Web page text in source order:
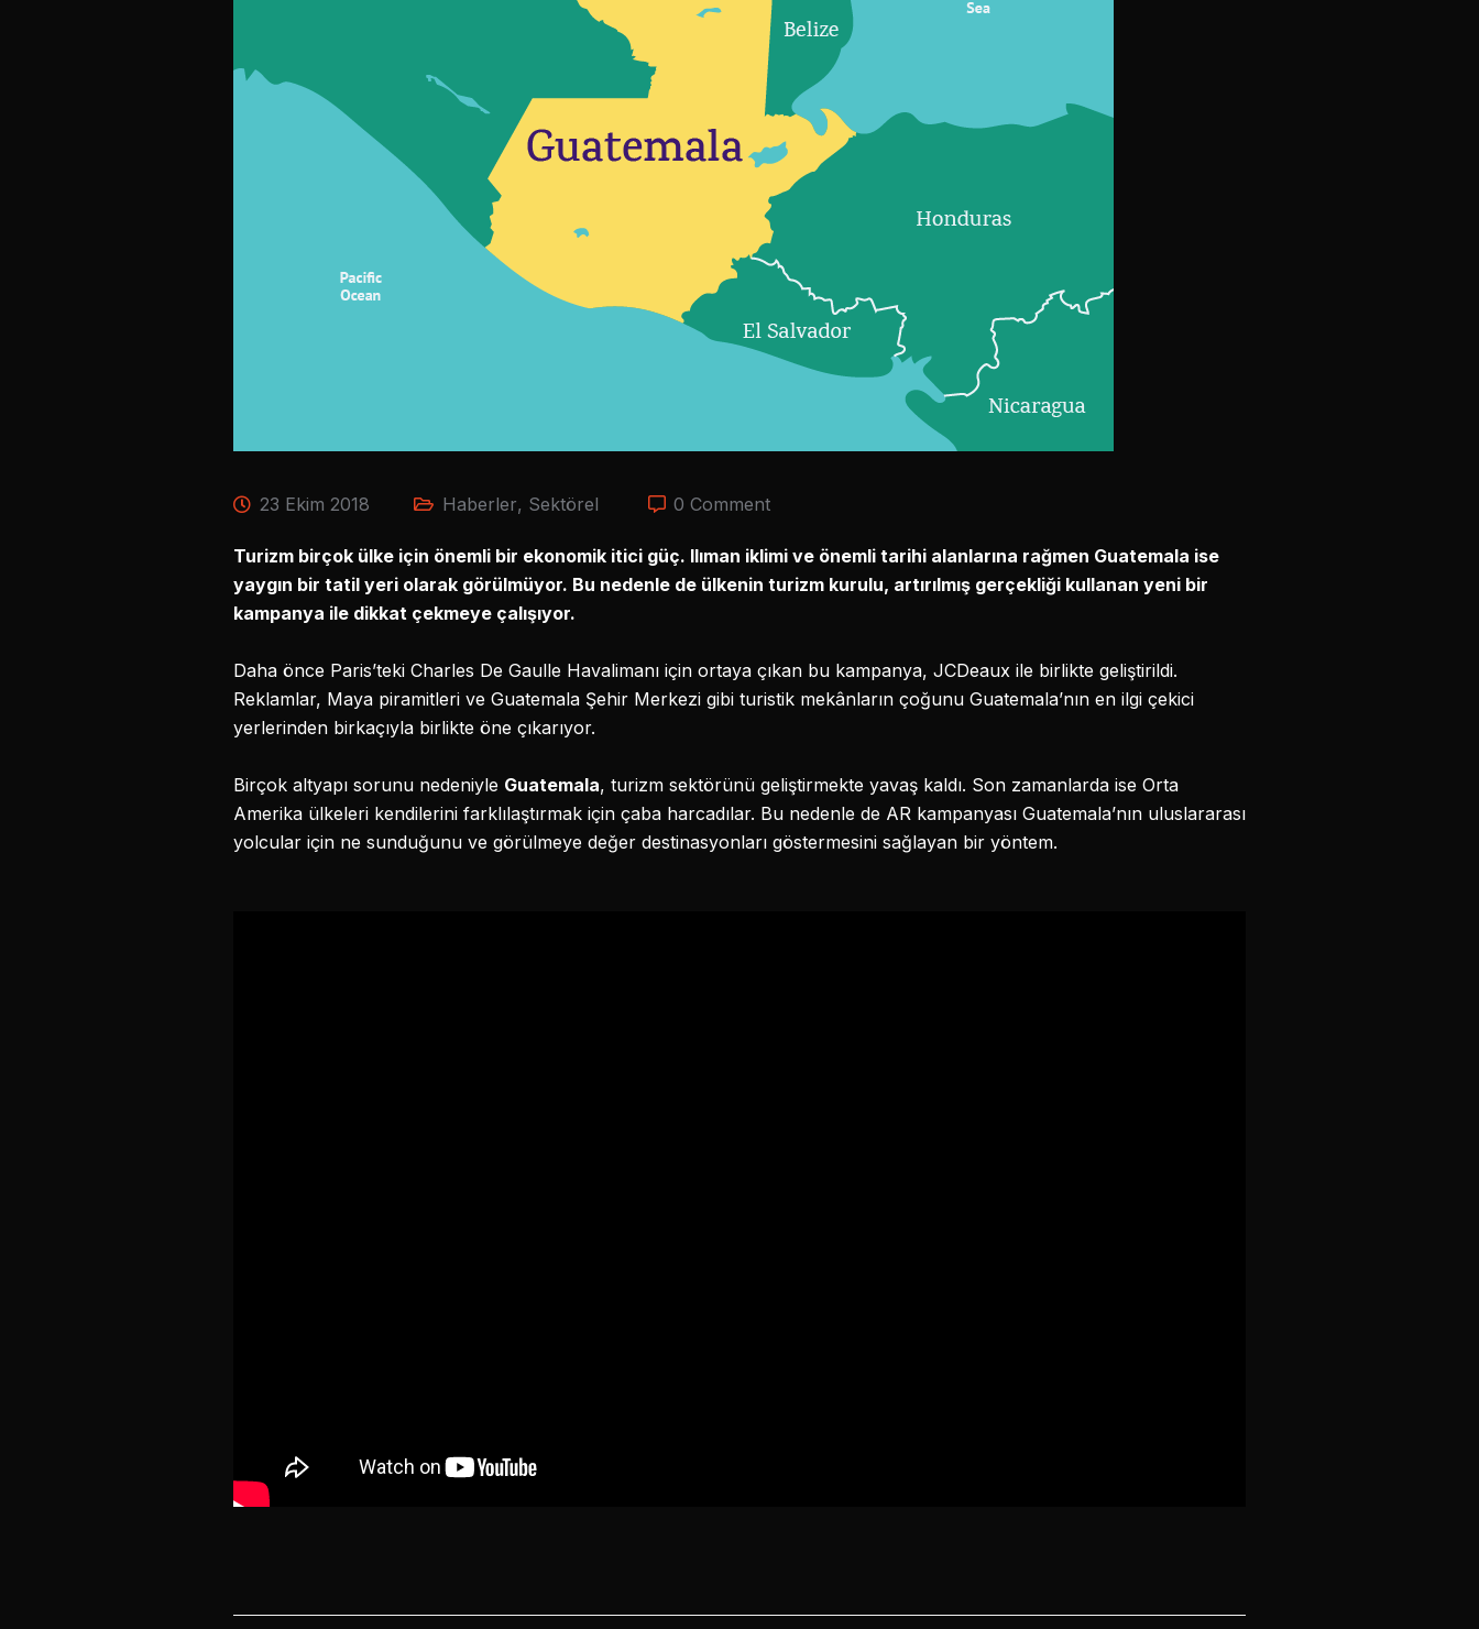
23 Ekim 2018 Haberler, Sektörel 0 Comment
Turizm birçok ülke için önemli bir ekonomik itici güç. Ilıman iklimi ve önemli tarihi alanlarına rağmen Guatemala ise
yaygın bir tatil yeri olarak görülmüyor. Bu nedenle de ülkenin turizm kurulu, artırılmış gerçekliği kullanan yeni bir
kampanya ile dikkat çekmeye çalışıyor.
Daha önce Paris’teki Charles De Gaulle Havalimanı için ortaya çıkan bu kampanya, JCDeaux ile birlikte geliştirildi.
Reklamlar, Maya piramitleri ve Guatemala Şehir Merkezi gibi turistik mekânların çoğunu Guatemala’nın en ilgi çekici
yerlerinden birkaçıyla birlikte öne çıkarıyor.
Birçok altyapı sorunu nedeniyle Guatemala, turizm sektörünü geliştirmekte yavaş kaldı. Son zamanlarda ise Orta
Amerika ülkeleri kendilerini farklılaştırmak için çaba harcadılar. Bu nedenle de AR kampanyası Guatemala’nın uluslararası
yolcular için ne sunduğunu ve görülmeye değer destinasyonları göstermesini sağlayan bir yöntem.